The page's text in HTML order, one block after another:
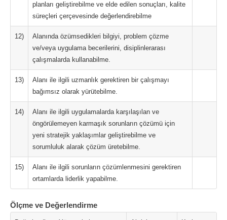
planları geliştirebilme ve elde edilen sonuçları, kalite
süreçleri çerçevesinde değerlendirebilme
12)
Alanında özümsedikleri bilgiyi, problem çözme
ve/veya uygulama becerilerini, disiplinlerarası
çalışmalarda kullanabilme.
13)
Alanı ile ilgili uzmanlık gerektiren bir çalışmayı
bağımsız olarak yürütebilme.
14)
Alanı ile ilgili uygulamalarda karşılaşılan ve
öngörülemeyen karmaşık sorunların çözümü için
yeni stratejik yaklaşımlar geliştirebilme ve
sorumluluk alarak çözüm üretebilme.
15)
Alanı ile ilgili sorunların çözümlenmesini gerektiren
ortamlarda liderlik yapabilme.
Ölçme ve Değerlendirme